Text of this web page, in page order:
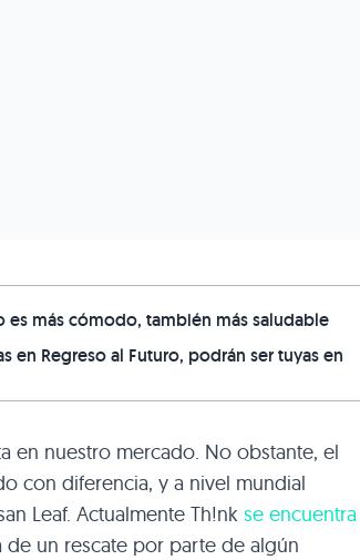
más cómodo, también más saludable
en Regreso al Futuro, podrán ser tuyas en
en nuestro mercado. No obstante, el
con diferencia, y a nivel mundial
Leaf. Actualmente Th!nk se encuentra
de un rescate por parte de algún